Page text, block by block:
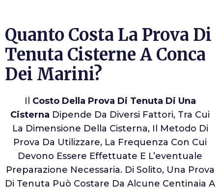
Quanto Costa La Prova Di
Tenuta Cisterne A Conca
Dei Marini?
Il Costo Della Prova Di Tenuta Di Una
Cisterna Dipende Da Diversi Fattori, Tra Cui
La Dimensione Della Cisterna, Il Metodo Di
Prova Da Utilizzare, La Frequenza Con Cui
Devono Essere Effettuate E L’eventuale
Preparazione Necessaria. Di Solito, Una Prova
Di Tenuta Può Costare Da Alcune Centinaia A